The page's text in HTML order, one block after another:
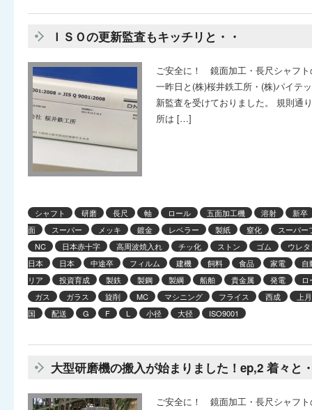
ＩＳＯの更新監査もキッチリと・・
ご安全に！ 鏡面加工・長尺シャフ
一昨日と(株)桜井鉄工所・(株)パイテ
新監査を受けておりました。 規則通
所は […]
シャフト 研磨 長尺 軸 ロール 五面加工機 溶射
新卒
面
スーパー メッキ 鍍金 レベラー 製紙 窒化
スーパー
NC
日本赤十字 高周波焼入れ チッ化 ストン ゴム
ウレ
日本
日本 中途卒 フィルム 建機 飼料 食品 家電
自
リア
投資育成 製鉄 製鋼 製綱 船舶 貴金属 発電
ガス
ガラス 旋削 MC マシニング フライス 西成
上月
国
配送 G F L 小径 大径 ISO9001
大型研磨機の搬入が始まりました！ep,2 着々と
ご安全に！ 鏡面加工・長尺シャフ